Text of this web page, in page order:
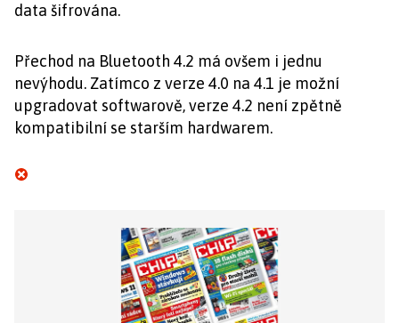
data šifrována.
Přechod na Bluetooth 4.2 má ovšem i jednu
nevýhodu. Zatímco z verze 4.0 na 4.1 je možní
upgradovat softwarově, verze 4.2 není zpětně
kompatibilní se starším hardwarem.